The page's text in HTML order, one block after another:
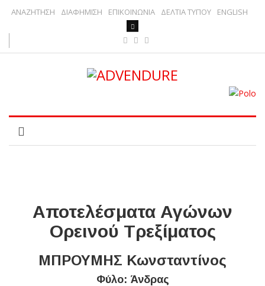
ΑΝΑΖΗΤΗΣΗ ΔΙΑΦΗΜΙΣΗ ΕΠΙΚΟΙΝΩΝΙΑ ΔΕΛΤΙΑ ΤΥΠΟΥ ENGLISH
Αποτελέσματα Αγώνων
Ορεινού Τρεξίματος
ΜΠΡΟΥΜΗΣ Κωνσταντίνος
Φύλο: Άνδρας